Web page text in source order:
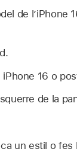
de l’iPhone
16 o
de la
un estil o fes